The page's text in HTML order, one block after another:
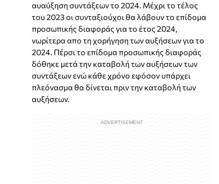
αυαύξηση συντάξεων το 2024. Μέχρι το τέλος
του 2023 οι συνταξιούχοι θα λάβουν το επίδομα
προσωπικής διαφοράς για το έτος 2024,
νωρίτερα απο τη χορήγηση των αυξήσεων για το
2024. Πέρσι το επίδομα προσωπικής διαφοράς
δόθηκε μετά την καταβολή των αυξήσεων των
συντάξεων ενώ κάθε χρόνο εφόσον υπάρχει
πλεόνασμα θα δίνεται πριν την καταβολή των
αυξήσεων.